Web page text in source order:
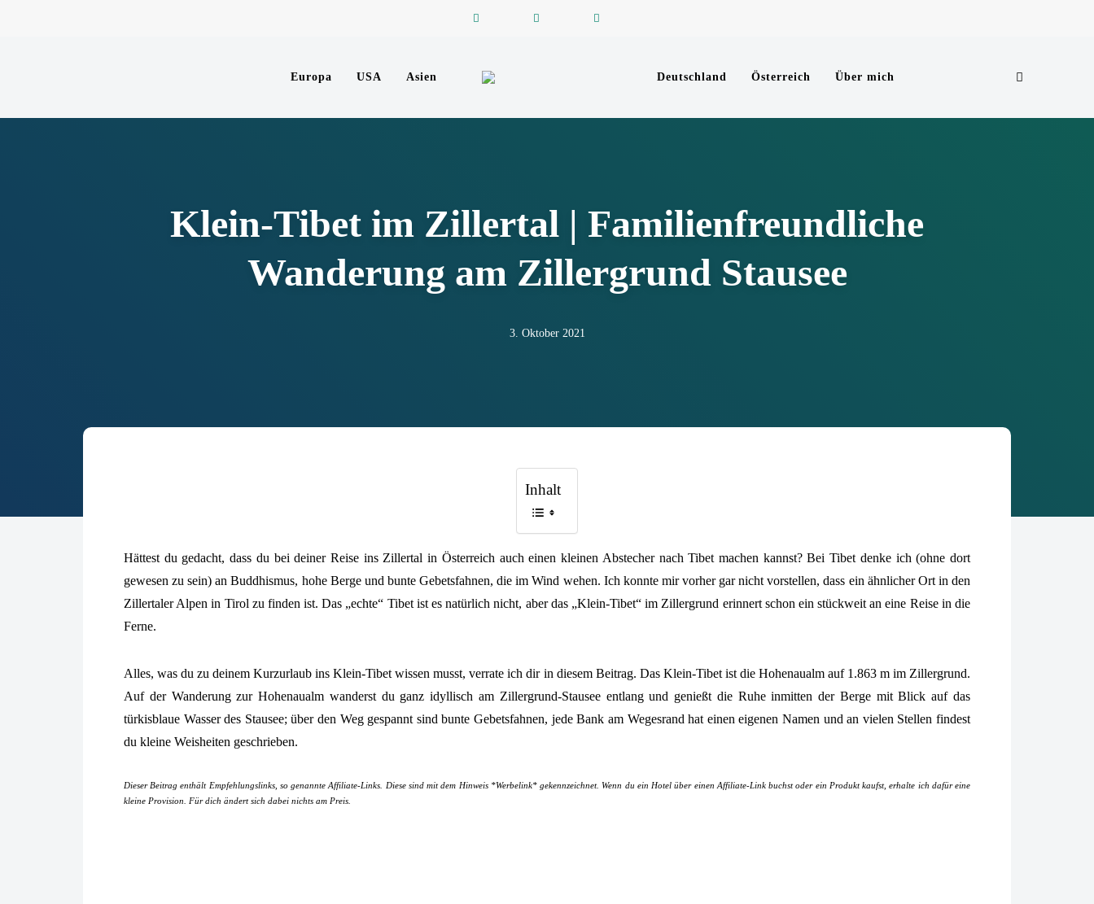
Europa USA Asien Deutschland Österreich Über mich
Search
Klein-Tibet im Zillertal | Familienfreundliche
Wanderung am Zillergrund Stausee
3. Oktober 2021
Inhalt
Hättest du gedacht, dass du bei deiner Reise ins Zillertal in Österreich auch einen kleinen Abstecher nach Tibet machen kannst? Bei Tibet denke ich (ohne dort
gewesen zu sein) an Buddhismus, hohe Berge und bunte Gebetsfahnen, die im Wind wehen. Ich konnte mir vorher gar nicht vorstellen, dass ein ähnlicher Ort in den
Zillertaler Alpen in Tirol zu finden ist. Das „echte“ Tibet ist es natürlich nicht, aber das „Klein-Tibet“ im Zillergrund erinnert schon ein stückweit an eine Reise in die
Ferne.
Alles, was du zu deinem Kurzurlaub ins Klein-Tibet wissen musst, verrate ich dir in diesem Beitrag. Das Klein-Tibet ist die Hohenaualm auf 1.863 m im Zillergrund.
Auf der Wanderung zur Hohenaualm wanderst du ganz idyllisch am Zillergrund-Stausee entlang und genießt die Ruhe inmitten der Berge mit Blick auf das
türkisblaue Wasser des Stausee; über den Weg gespannt sind bunte Gebetsfahnen, jede Bank am Wegesrand hat einen eigenen Namen und an vielen Stellen findest
du kleine Weisheiten geschrieben.
Dieser Beitrag enthält Empfehlungslinks, so genannte Affiliate-Links. Diese sind mit dem Hinweis *Werbelink* gekennzeichnet. Wenn du ein Hotel über einen Affiliate-Link buchst oder ein Produkt kaufst, erhalte ich dafür eine
kleine Provision. Für dich ändert sich dabei nichts am Preis.